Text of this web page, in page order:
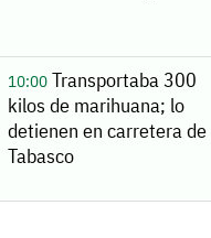
10:00Transportaba 300
kilos de marihuana; lo
detienen en carretera de
Tabasco